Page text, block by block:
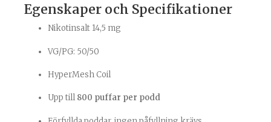
Egenskaper och Specifikationer
Nikotinsalt 14,5 mg
VG/PG: 50/50
HyperMesh Coil
Upp till 800 puffar per podd